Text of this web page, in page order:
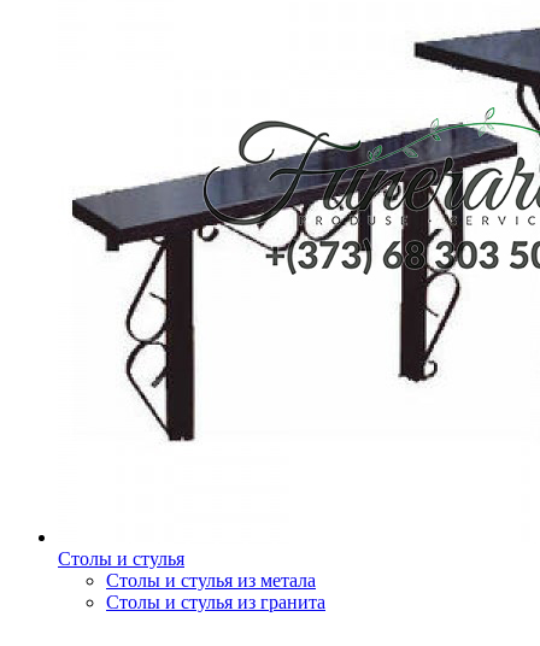
Столы и стулья
Столы и стулья из метала
Столы и стулья из гранита